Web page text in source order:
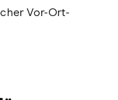
Vor-Ort-